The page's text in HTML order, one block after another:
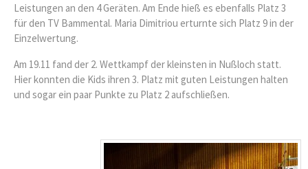
Leistungen an den 4 Geräten. Am Ende hieß es ebenfalls Platz 3
für den TV Bammental. Maria Dimitriou erturnte sich Platz 9 in der
Einzelwertung.
Am 19.11 fand der 2. Wettkampf der kleinsten in Nußloch statt.
Hier konnten die Kids ihren 3. Platz mit guten Leistungen halten
und sogar ein paar Punkte zu Platz 2 aufschließen.